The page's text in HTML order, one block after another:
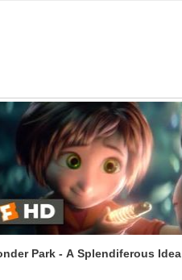
Park - A Splendiferous Idea